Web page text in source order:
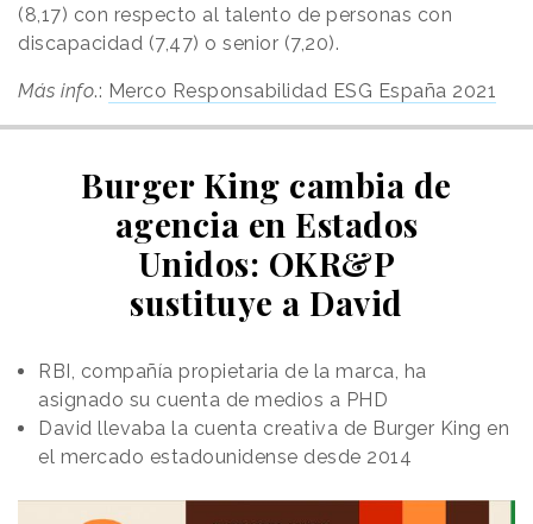
(8,17) con respecto al talento de personas con
discapacidad (7,47) o senior (7,20).
Más info.: Merco Responsabilidad ESG España 2021
Burger King cambia de
agencia en Estados
Unidos: OKR&P
sustituye a David
RBI, compañía propietaria de la marca, ha
asignado su cuenta de medios a PHD
David llevaba la cuenta creativa de Burger King en
el mercado estadounidense desde 2014